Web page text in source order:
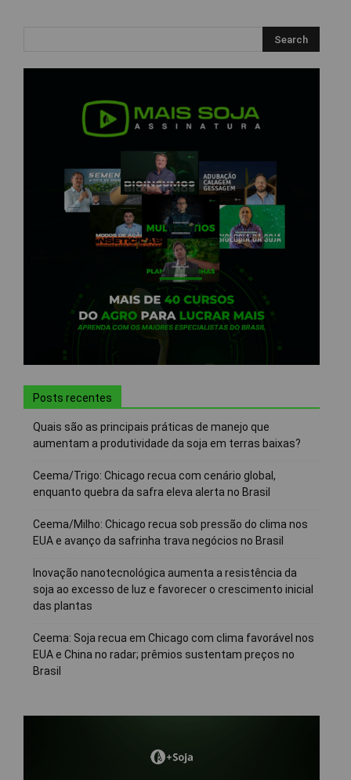
Posts recentes
Quais são as principais práticas de manejo que
aumentam a produtividade da soja em terras baixas?
Ceema/Trigo: Chicago recua com cenário global,
enquanto quebra da safra eleva alerta no Brasil
Ceema/Milho: Chicago recua sob pressão do clima nos
EUA e avanço da safrinha trava negócios no Brasil
Inovação nanotecnológica aumenta a resistência da
soja ao excesso de luz e favorecer o crescimento inicial
das plantas
Ceema: Soja recua em Chicago com clima favorável nos
EUA e China no radar; prêmios sustentam preços no
Brasil